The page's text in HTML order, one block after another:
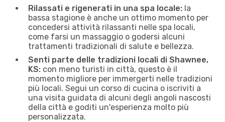
Rilassati e rigenerati in una spa locale: la
bassa stagione è anche un ottimo momento per
concedersi attività rilassanti nelle spa locali,
come farsi un massaggio o godersi alcuni
trattamenti tradizionali di salute e bellezza.
Senti parte delle tradizioni locali di Shawnee,
KS: con meno turisti in città, questo è il
momento migliore per immergerti nelle tradizioni
più locali. Segui un corso di cucina o iscriviti a
una visita guidata di alcuni degli angoli nascosti
della città e goditi un'esperienza molto più
personalizzata.